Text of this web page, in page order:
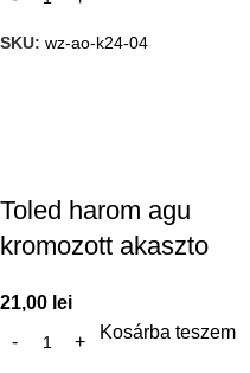
SKU: wz-ao-k24-04
Toled harom agu
kromozott akaszto
21,00 lei
Kosárba teszem